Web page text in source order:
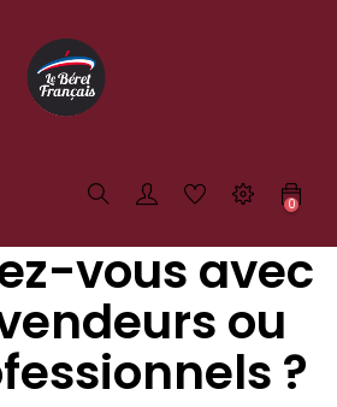
0
vous avec
ou
?